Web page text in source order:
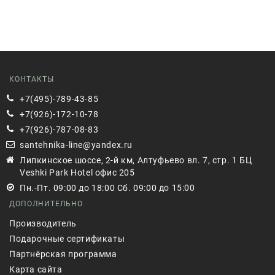
КОНТАКТЫ
+7(495)-789-43-85
+7(926)-172-10-78
+7(926)-787-08-83
santehnika-line@yandex.ru
Липкинское шоссе, 2-й км, Алтуфьево вл. 7, стр. 1 БЦ
Veshki Park Hotel офис 205
Пн.-Пт. 09:00 до 18:00 Сб. 09:00 до 15:00
ДОПОЛНИТЕЛЬНО
Производитель
Подарочные сертификаты
Партнёрская программа
Карта сайта